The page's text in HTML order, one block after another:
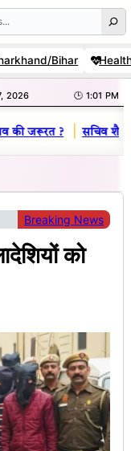
Bihar
2026 🕒 1:01 PM
जरूरत ? | सचिव शैलेंद्र
Breaking News
को